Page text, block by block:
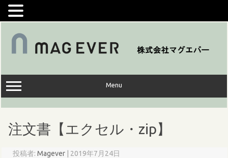
コ
キ
ッ
プ
Menu
注文書【エクセル・zip】
投稿者:Magever | 2019年7月24日